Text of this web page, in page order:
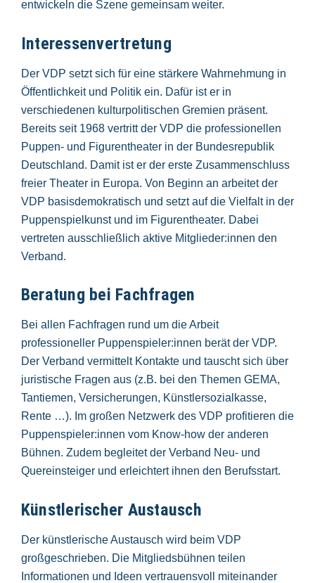
entwickeln die Szene gemeinsam weiter.
Interessenvertretung
Der VDP setzt sich für eine stärkere Wahrnehmung in
Öffentlichkeit und Politik ein. Dafür ist er in
verschiedenen kulturpolitischen Gremien präsent.
Bereits seit 1968 vertritt der VDP die professionellen
Puppen- und Figurentheater in der Bundesrepublik
Deutschland. Damit ist er der erste Zusammenschluss
freier Theater in Europa. Von Beginn an arbeitet der
VDP basisdemokratisch und setzt auf die Vielfalt in der
Puppenspielkunst und im Figurentheater. Dabei
vertreten ausschließlich aktive Mitglieder:innen den
Verband.
Beratung bei Fachfragen
Bei allen Fachfragen rund um die Arbeit
professioneller Puppenspieler:innen berät der VDP.
Der Verband vermittelt Kontakte und tauscht sich über
juristische Fragen aus (z.B. bei den Themen GEMA,
Tantiemen, Versicherungen, Künstlersozialkasse,
Rente …). Im großen Netzwerk des VDP profitieren die
Puppenspieler:innen vom Know-how der anderen
Bühnen. Zudem begleitet der Verband Neu- und
Quereinsteiger und erleichtert ihnen den Berufsstart.
Künstlerischer Austausch
Der künstlerische Austausch wird beim VDP
großgeschrieben. Die Mitgliedsbühnen teilen
Informationen und Ideen vertrauensvoll miteinander